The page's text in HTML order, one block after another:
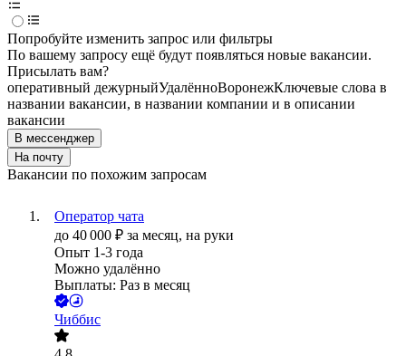
Попробуйте изменить запрос или фильтры
По вашему запросу ещё будут появляться новые вакансии.
Присылать вам?
оперативный дежурныйУдалённоВоронежКлючевые слова в
названии вакансии, в названии компании и в описании
вакансии
В мессенджер
На почту
Вакансии по похожим запросам
Оператор чата
до 40 000 ₽ за месяц, на руки
Опыт 1-3 года
Можно удалённо
Выплаты: Раз в месяц
Чиббис